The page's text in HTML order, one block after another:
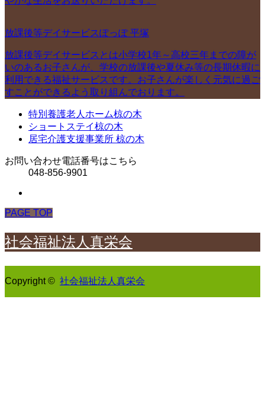
放課後等デイサービスぽっぽ 平塚
放課後等デイサービスとは小学校1年～高校三年までの障が
いのあるお子さんが、学校の放課後や夏休み等の長期休暇に
利用できる福祉サービスです。お子さんが楽しく元気に過ご
すことができるよう取り組んでおります。
特別養護老人ホーム椋の木
ショートステイ椋の木
居宅介護支援事業所 椋の木
お問い合わせ電話番号はこちら
048-856-9901
PAGE TOP
社会福祉法人真栄会
Copyright © 社会福祉法人真栄会